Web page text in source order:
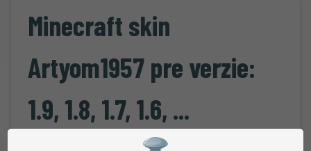
Minecraft skin
Artyom1957 pre verzie:
1.9, 1.8, 1.7, 1.6, ...